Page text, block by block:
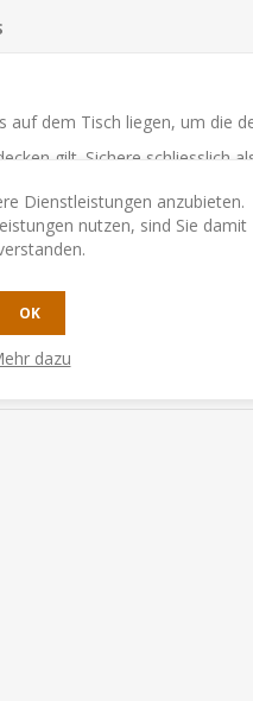
dem Tisch liegen, um die
gilt. Sichere schliesslich
das Rechen- und
Zählen beizubringen.
Dienstleistungen anzubieten.
nutzen, sind Sie damit
OK
dazu